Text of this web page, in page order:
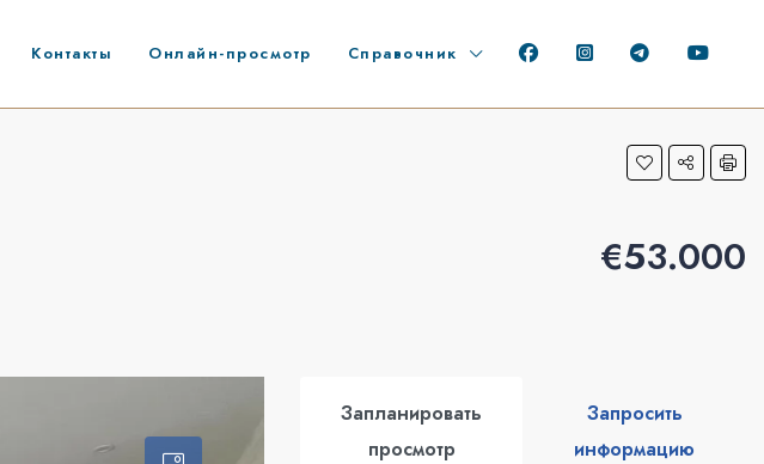
Контакты Онлайн-просмотр Справочник
€53.000
Запланировать
просмотр
Запросить
информацию